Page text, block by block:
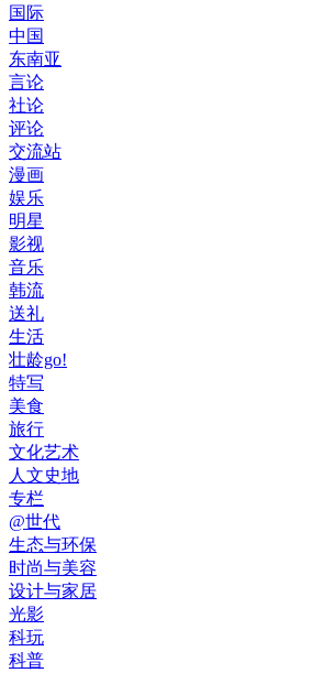
国际
中国
东南亚
言论
社论
评论
交流站
漫画
娱乐
明星
影视
音乐
韩流
送礼
生活
壮龄go!
特写
美食
旅行
文化艺术
人文史地
专栏
@世代
生态与环保
时尚与美容
设计与家居
光影
科玩
科普